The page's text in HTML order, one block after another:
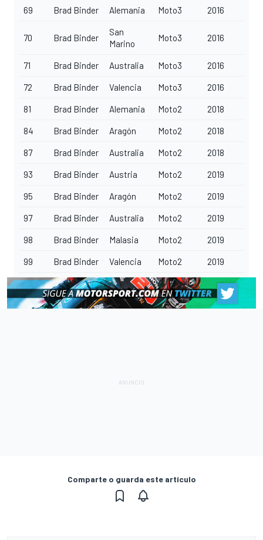
69 Brad Binder Alemania Moto3 2016
70 Brad Binder
San
Marino
Moto3 2016
71 Brad Binder Australia Moto3 2016
72 Brad Binder Valencia Moto3 2016
81 Brad Binder Alemania Moto2 2018
84 Brad Binder Aragón Moto2 2018
87 Brad Binder Australia Moto2 2018
93 Brad Binder Austria Moto2 2019
95 Brad Binder Aragón Moto2 2019
97 Brad Binder Australia Moto2 2019
98 Brad Binder Malasia Moto2 2019
99 Brad Binder Valencia Moto2 2019
Comparte o guarda este artículo